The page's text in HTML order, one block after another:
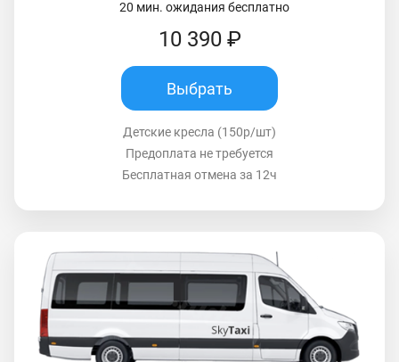
20 мин. ожидания бесплатно
10 390 ₽
Выбрать
Детские кресла (150р/шт)
Предоплата не требуется
Бесплатная отмена за 12ч